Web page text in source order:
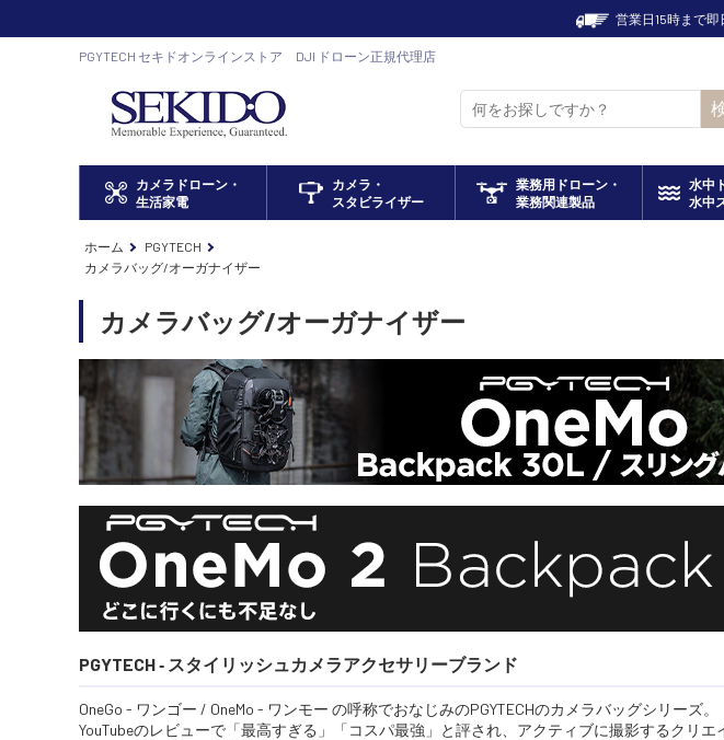
営業日15時まで即
PGYTECH セキドオンラインストア DJI ドローン正規代理店
カメラドローン・
生活家電
カメラ・
スタビライザー
業務用ドローン・
業務関連製品
水中
水中
ホーム
PGYTECH
カメラバッグ/オーガナイザー
カメラバッグ/オーガナイザー
PGYTECH ‐ スタイリッシュカメラアクセサリーブランド
OneGo - ワンゴー / OneMo - ワンモー の呼称でおなじみのPGYTECHのカメラバッグシリーズ。
YouTubeのレビューで「最高すぎる」「コスパ最強」と評され、アクティブに撮影するクリエ